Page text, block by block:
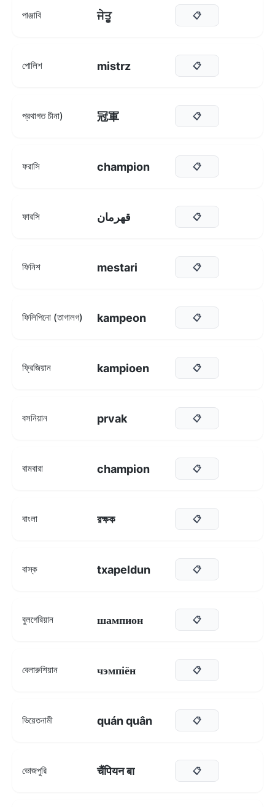
পাঞ্জাবি ਜੇਤੂ 📋
পোলিশ mistrz 📋
প্রথাগত চীনা) 冠軍 📋
ফরাসি champion 📋
ফারসি قهرمان 📋
ফিনিশ mestari 📋
ফিলিপিনো (তাগালগ) kampeon 📋
ফ্রিজিয়ান kampioen 📋
বসনিয়ান prvak 📋
বামবারা champion 📋
বাংলা রক্ষক 📋
বাস্ক txapeldun 📋
বুলগেরিয়ান шампион 📋
বেলারুশিয়ান чэмпіён 📋
ভিয়েতনামী quán quân 📋
ভোজপুরি चैंपियन बा 📋